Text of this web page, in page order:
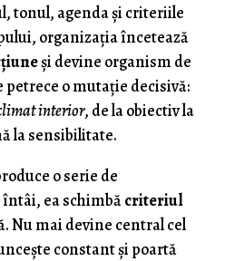
tonul, agenda și criteriile
organizația încetează
și devine organism de
petrece o mutație decisivă:
interior, de la obiectiv la
la sensibilitate.
o serie de
ea schimbăcriteriul
Nu mai devine central cel
constant și poartă